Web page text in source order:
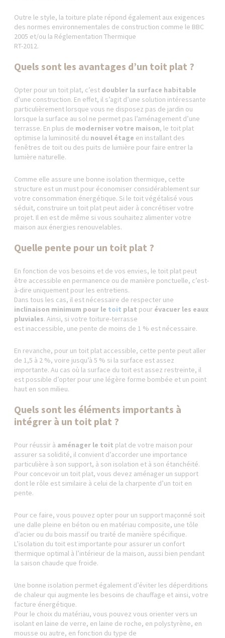
Outre le style, la toiture plate répond également aux exigences
des normes environnementales de construction comme le BBC
2005 et/ou la Réglementation Thermique
RT-2012.
Quels sont les avantages d’un toit plat ?
Opter pour un toit plat, c’est doubler la surface habitable
d’une construction. En effet, il s’agit d’une solution intéressante
particulièrement lorsque vous ne disposez pas de jardin ou
lorsque la surface au sol ne permet pas l’aménagement d’une
terrasse. En plus de moderniser votre maison, le toit plat
optimise la luminosité du nouvel étage en installant des
fenêtres de toit ou des puits de lumière pour faire entrer la
lumière naturelle.
Comme elle assure une bonne isolation thermique, cette
structure est un must pour économiser considérablement sur
votre consommation énergétique. Si le toit végétalisé vous
séduit, construire un toit plat peut aider à concrétiser votre
projet. Il en est de même si vous souhaitez alimenter votre
maison aux énergies renouvelables.
Quelle pente pour un toit plat ?
En fonction de vos besoins et de vos envies, le toit plat peut
être accessible en permanence ou de manière ponctuelle, c’est-
à-dire uniquement pour les entretiens.
Dans tous les cas, il est nécessaire de respecter une
inclinaison minimum pour le toit plat pour évacuer les eaux
pluviales. Ainsi, si votre toiture-terrasse
est inaccessible, une pente de moins de 1 % est nécessaire.
En revanche, pour un toit plat accessible, cette pente peut aller
de 1,5 à 2 %, voire jusqu’à 5 % si la surface est assez
importante. Au cas où la surface du toit est assez restreinte, il
est possible d’opter pour une légère forme bombée et un point
haut en son milieu.
Quels sont les éléments importants à
intégrer à un toit plat ?
Pour réussir à aménager le toit plat de votre maison pour
assurer sa solidité, il convient d’accorder une importance
particulière à son support, à son isolation et à son étanchéité.
Pour concevoir un toit plat, vous devez aménager un support
dont le rôle est similaire à celui de la charpente d’un toit en
pente.
Pour ce faire, vous pouvez opter pour un support maçonné soit
une dalle pleine en béton ou en matériau composite, une tôle
d’acier ou du bois massif ou traité de manière spécifique.
L’isolation du toit est importante pour assurer un confort
thermique optimal à l’intérieur de la maison, aussi bien pendant
la saison chaude que froide.
Une bonne isolation permet également d’éviter les déperditions
de chaleur qui augmente les besoins de chauffage et ainsi, votre
facture énergétique.
Pour le choix du matériau, vous pouvez vous orienter vers un
isolant en laine de verre, en laine de roche, en polystyrène, en
mousse ou autre, en fonction du type de